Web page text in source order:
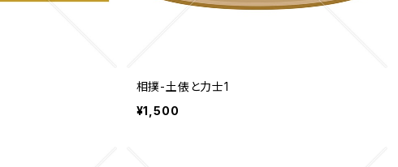
相撲-土俵と力士1
¥1,500